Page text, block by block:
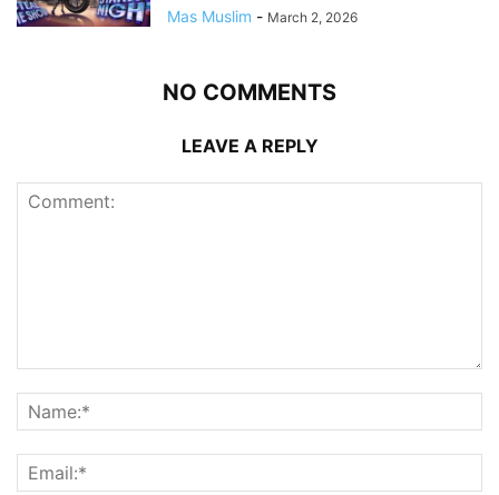
Mas Muslim - March 2, 2026
NO COMMENTS
LEAVE A REPLY